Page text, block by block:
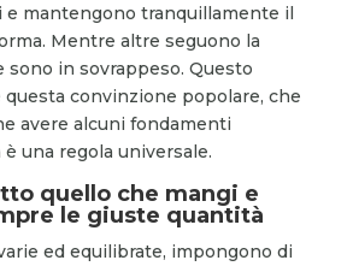
e mantengono tranquillamente il
Mentre altre seguono la
sono in sovrappeso. Questo
questa convinzione popolare, che
avere alcuni fondamenti
una regola universale.
quello che mangi e
le giuste quantità
ed equilibrate, impongono di